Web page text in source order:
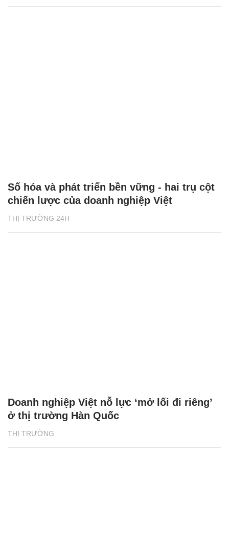
THỊ TRƯỜNG 24H
Số hóa và phát triển bền vững - hai trụ cột
chiến lược của doanh nghiệp Việt
THỊ TRƯỜNG
Doanh nghiệp Việt nỗ lực ‘mở lối đi riêng’
ở thị trường Hàn Quốc